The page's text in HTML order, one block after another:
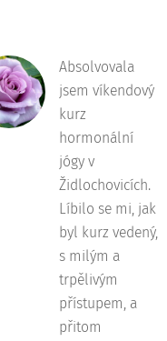
Absolvovala
jsem víkendový
kurz
hormonální
jógy v
Židlochovicích.
Líbilo se mi, jak
byl kurz vedený,
s milým a
trpělivým
přístupem, a
přitom